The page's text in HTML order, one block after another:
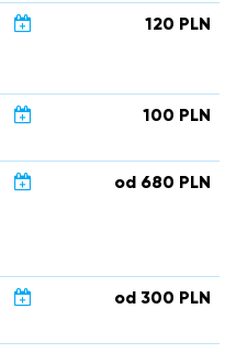
120 PLN
100 PLN
od 680 PLN
od 300 PLN